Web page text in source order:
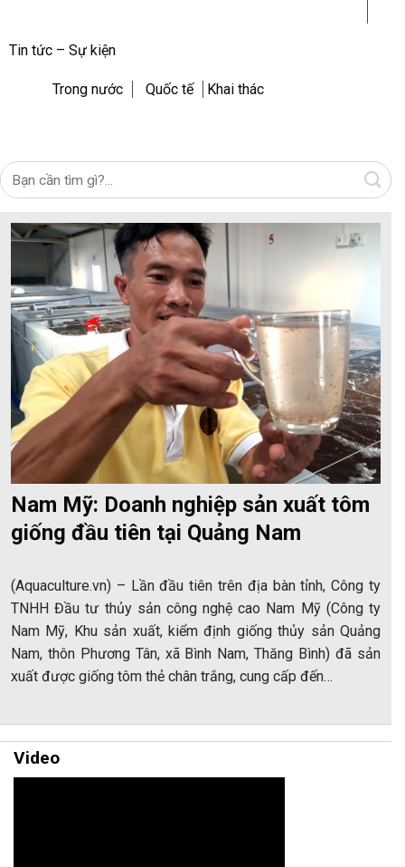
Tin tức – Sự kiện
Trong nước Quốc tế Khai thác
Nam Mỹ: Doanh nghiệp sản xuất tôm
giống đầu tiên tại Quảng Nam
(Aquaculture.vn) – Lần đầu tiên trên địa bàn tỉnh, Công ty
TNHH Đầu tư thủy sản công nghệ cao Nam Mỹ (Công ty
Nam Mỹ, Khu sản xuất, kiểm định giống thủy sản Quảng
Nam, thôn Phương Tân, xã Bình Nam, Thăng Bình) đã sản
xuất được giống tôm thẻ chân trắng, cung cấp đến…
Video